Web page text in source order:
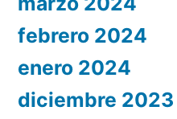
febrero 2024
enero 2024
diciembre 2023